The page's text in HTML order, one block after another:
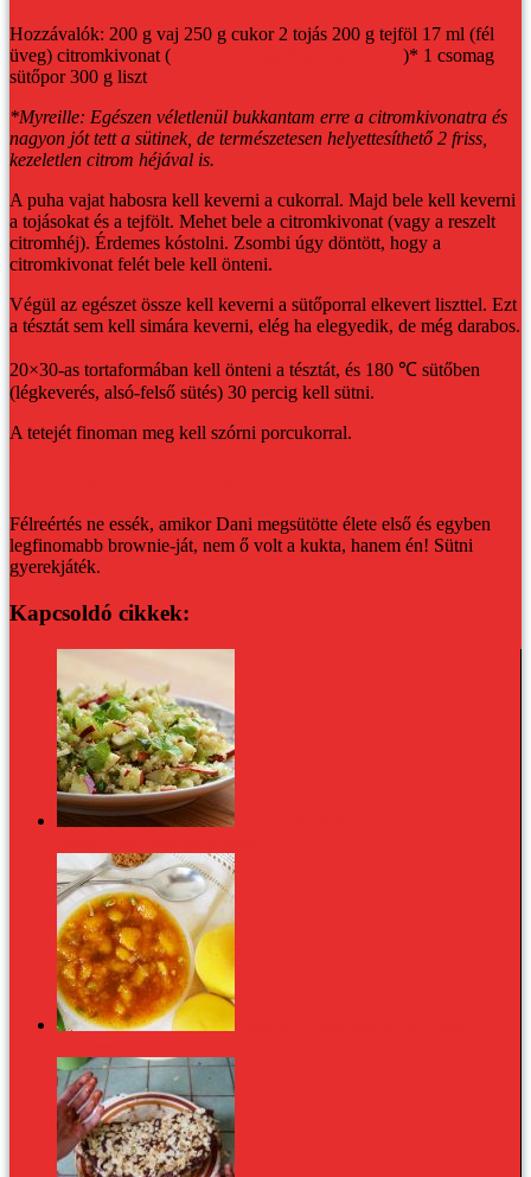
Hozzávalók: 200 g vaj 250 g cukor2 tojás 200 g tejföl 17 ml (fél
üveg) citromkivonat (
)* 1 csomag
sütőpor300 g liszt
*Myreille: Egészen véletlenül bukkantam erre a citromkivonatra és
nagyon jót tett a sütinek, de természetesen helyettesíthető 2 friss,
kezeletlen citrom héjával is.
A puha vajat habosra kell keverni a cukorral. Majd bele kell keverni
a tojásokat és a tejfölt. Mehet bele a citromkivonat (vagy a reszelt
citromhéj). Érdemes kóstolni. Zsombi úgy döntött, hogy a
citromkivonat felét bele kell önteni.
Végül az egészet össze kell keverni a sütőporral elkevert liszttel. Ezt
a tésztát sem kell simára keverni, elég ha elegyedik, de még darabos.
20×30-as tortaformában kell önteni a tésztát, és 180 ℃ sütőben
(légkeverés, alsó-felső sütés) 30 percig kell sütni.
A tetejét finoman meg kell szórni porcukorral.
Félreértés ne essék, amikor Dani megsütötte élete első és egyben
legfinomabb brownie-ját, nem ő volt a kukta, hanem én! Sütni
gyerekjáték.
Kapcsoldó cikkek: